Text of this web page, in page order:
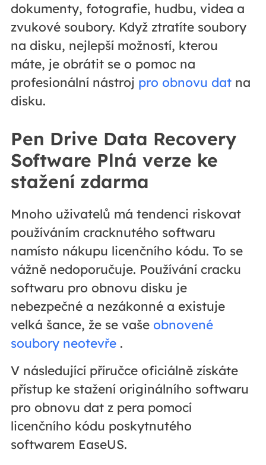
dokumenty, fotografie, hudbu, videa a
zvukové soubory. Když ztratíte soubory
na disku, nejlepší možností, kterou
máte, je obrátit se o pomoc na
profesionální nástroj pro obnovu datna
disku.
Pen Drive Data Recovery
Software Plná verze ke
stažení zdarma
Mnoho uživatelů má tendenci riskovat
používáním cracknutého softwaru
namísto nákupu licenčního kódu. To se
vážně nedoporučuje. Používání cracku
softwaru pro obnovu disku je
nebezpečné a nezákonné a existuje
velká šance, že se vaše obnovené
soubory neotevře.
V následující příručce oficiálně získáte
přístup ke stažení originálního softwaru
pro obnovu dat z pera pomocí
licenčního kódu poskytnutého
softwarem EaseUS.